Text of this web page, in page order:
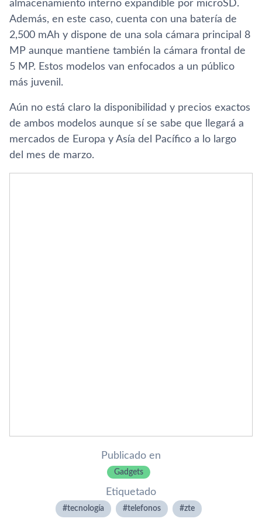
almacenamiento interno expandible por microSD.
Además, en este caso, cuenta con una baterí­a de
2,500 mAh y dispone de una sola cámara principal 8
MP aunque mantiene también la cámara frontal de
5 MP. Estos modelos van enfocados a un público
más juvenil.
Aún no está claro la disponibilidad y precios exactos
de ambos modelos aunque sí­ se sabe que llegará a
mercados de Europa y Así­a del Pací­fico a lo largo
del mes de marzo.
Publicado en
Gadgets
Etiquetado
tecnologí­a telefonos zte